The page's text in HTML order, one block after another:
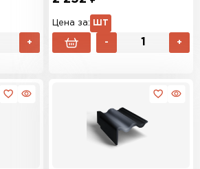
+
Цена за: ШТ
- +